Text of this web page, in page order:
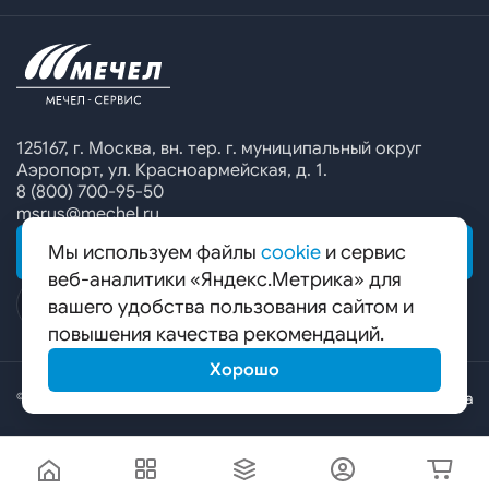
Сбор коммерческих предложений
Специальные предложения
Калькулятор металла
Ижсталь
Уральская кузница
Белорецкий металлургический комбинат
Гурьевский филиал ЧМК
125167, г. Москва, вн. тер. г. муниципальный округ
Аэропорт, ул. Красноармейская, д. 1.
8 (800) 700-95-50
msrus@mechel.ru
ОБРАТНАЯ СВЯЗЬ
© ООО «Мечел-Сервис», 2026 Карта сайта
Мы используем файлы cookie и сервис
веб-аналитики «Яндекс.Метрика» для
вашего удобства пользования сайтом и
повышения качества рекомендаций.
Хорошо